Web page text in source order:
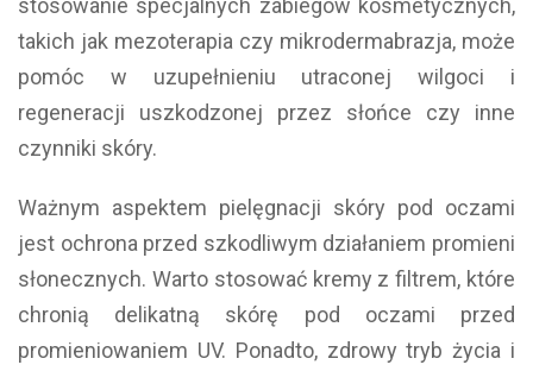
stosowanie specjalnych zabiegów kosmetycznych,
takich jak mezoterapia czy mikrodermabrazja, może
pomóc w uzupełnieniu utraconej wilgoci i
regeneracji uszkodzonej przez słońce czy inne
czynniki skóry.
Ważnym aspektem pielęgnacji skóry pod oczami
jest ochrona przed szkodliwym działaniem promieni
słonecznych. Warto stosować kremy z filtrem, które
chronią delikatną skórę pod oczami przed
promieniowaniem UV. Ponadto, zdrowy tryb życia i